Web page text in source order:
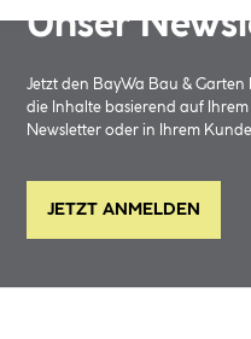
Unser
Jetzt den BayWa Bau &
die Inhalte basierend auf
Newsletter oder in Ihrem
JETZT ANMELDEN